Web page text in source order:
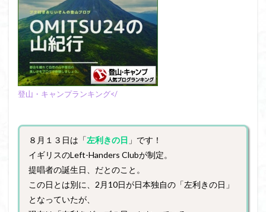
登山・キャンプランキング</
８月１３日は「左利きの日 」です！
イギリスのLeft-Handers Clubが制定。
提唱者の誕生日、だとのこと。
この日とは別に、2月10日が日本独自の「左利きの日」
となっていたが、